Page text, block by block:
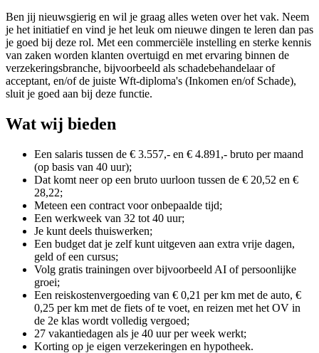
Ben jij nieuwsgierig en wil je graag alles weten over het vak. Neem
je het initiatief en vind je het leuk om nieuwe dingen te leren dan pas
je goed bij deze rol. Met een commerciële instelling en sterke kennis
van zaken worden klanten overtuigd en met ervaring binnen de
verzekeringsbranche, bijvoorbeeld als schadebehandelaar of
acceptant, en/of de juiste Wft-diploma's (Inkomen en/of Schade),
sluit je goed aan bij deze functie.
Wat wij bieden
Een salaris tussen de € 3.557,- en € 4.891,- bruto per maand
(op basis van 40 uur);
Dat komt neer op een bruto uurloon tussen de € 20,52 en €
28,22;
Meteen een contract voor onbepaalde tijd;
Een werkweek van 32 tot 40 uur;
Je kunt deels thuiswerken;
Een budget dat je zelf kunt uitgeven aan extra vrije dagen,
geld of een cursus;
Volg gratis trainingen over bijvoorbeeld AI of persoonlijke
groei;
Een reiskostenvergoeding van € 0,21 per km met de auto, €
0,25 per km met de fiets of te voet, en reizen met het OV in
de 2e klas wordt volledig vergoed;
27 vakantiedagen als je 40 uur per week werkt;
Korting op je eigen verzekeringen en hypotheek.